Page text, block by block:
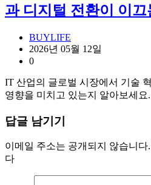
과 디지털 전환이 이
BUYLIFE
2026년 05월 12일
0
IT 산업의 글로벌 시장에서 기술
영향을 미치고 있는지 알아보세요.
답글 남기기
이메일 주소는 공개되지 않습니다.
다